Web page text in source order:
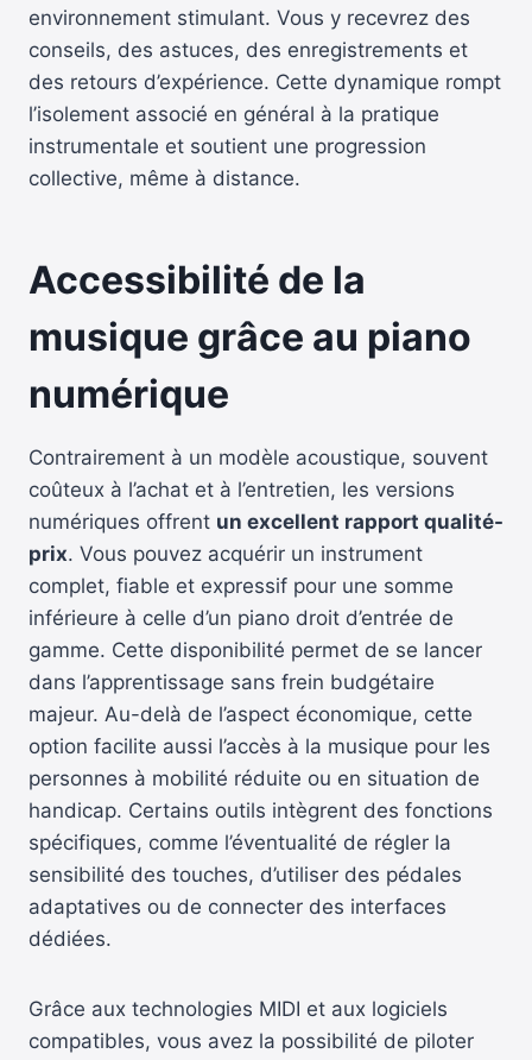
environnement stimulant. Vous y recevrez des
conseils, des astuces, des enregistrements et
des retours d’expérience. Cette dynamique rompt
l’isolement associé en général à la pratique
instrumentale et soutient une progression
collective, même à distance.
Accessibilité de la
musique grâce au piano
numérique
Contrairement à un modèle acoustique, souvent
coûteux à l’achat et à l’entretien, les versions
numériques offrent un excellent rapport qualité-
prix. Vous pouvez acquérir un instrument
complet, fiable et expressif pour une somme
inférieure à celle d’un piano droit d’entrée de
gamme. Cette disponibilité permet de se lancer
dans l’apprentissage sans frein budgétaire
majeur. Au-delà de l’aspect économique, cette
option facilite aussi l’accès à la musique pour les
personnes à mobilité réduite ou en situation de
handicap. Certains outils intègrent des fonctions
spécifiques, comme l’éventualité de régler la
sensibilité des touches, d’utiliser des pédales
adaptatives ou de connecter des interfaces
dédiées.
Grâce aux technologies MIDI et aux logiciels
compatibles, vous avez la possibilité de piloter